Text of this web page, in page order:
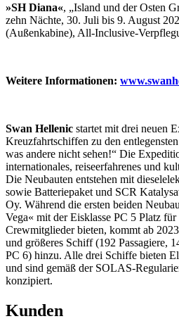
»SH Diana«, „Island und der Osten
zehn Nächte, 30. Juli bis 9. August
(Außenkabine), All-Inclusive-
Weitere Informationen:
Swan Hellenic startet mit drei neuen
Kreuzfahrtschiffen zu den
was andere nicht sehen!“ Die
internationales, reiseerfahrenes und
Die Neubauten entstehen mit
sowie Batteriepaket und SCR
Oy. Während die ersten beiden
Vega« mit der Eisklasse PC 5 Platz
Crewmitglieder bieten, kommt ab
und größeres Schiff (192 Passagiere,
PC 6) hinzu. Alle drei Schiffe bieten
und sind gemäß der SOLAS-
konzipiert.
Kunden